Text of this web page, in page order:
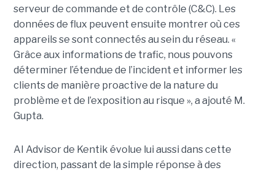
serveur de commande et de contrôle (C&C). Les
données de flux peuvent ensuite montrer où ces
appareils se sont connectés au sein du réseau. «
Grâce aux informations de trafic, nous pouvons
déterminer l’étendue de l’incident et informer les
clients de manière proactive de la nature du
problème et de l’exposition au risque », a ajouté M.
Gupta.
AI Advisor de Kentik évolue lui aussi dans cette
direction, passant de la simple réponse à des